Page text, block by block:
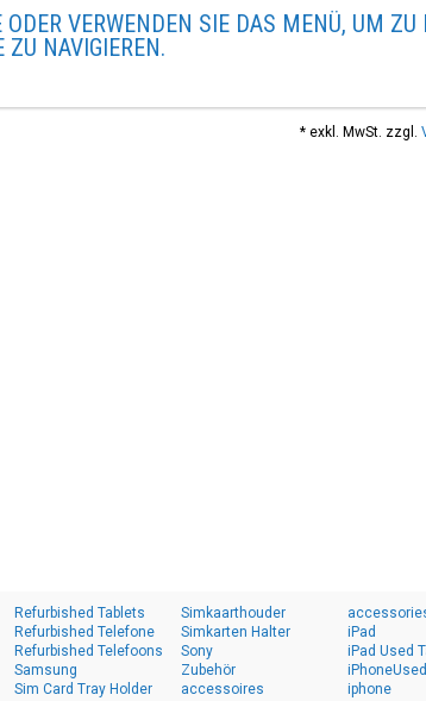
VERWENDEN SIE DAS MENÜ, UM ZU
ZU NAVIGIEREN.
* exkl. MwSt. zzgl.
Refurbished Tablets
Refurbished Telefone
Refurbished Telefoons
Samsung
Sim Card Tray Holder
Simkaarthouder
Simkarten Halter
Sony
Zubehör
accessoires
iPad
iPad Used
iphone